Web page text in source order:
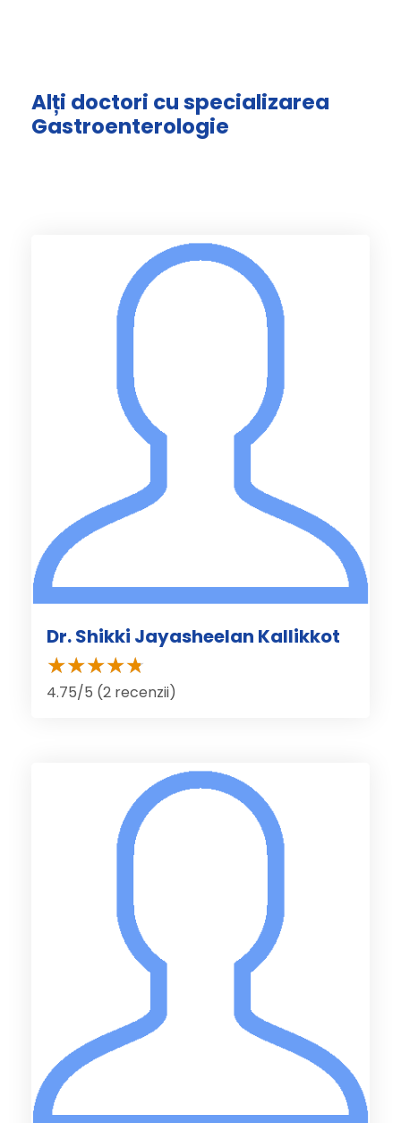
Alți doctori cu specializarea
Gastroenterologie
Dr. Shikki Jayasheelan Kallikkot
4.75/5 (2 recenzii)